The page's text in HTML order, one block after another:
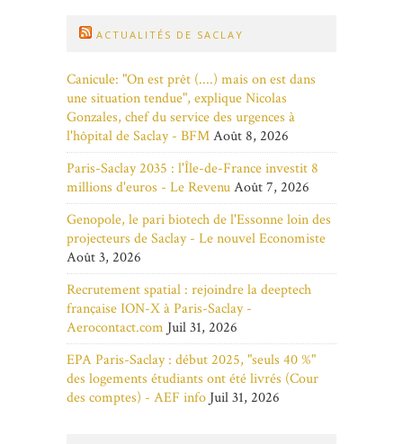
ACTUALITÉS DE SACLAY
Canicule: "On est prêt (....) mais on est dans
une situation tendue", explique Nicolas
Gonzales, chef du service des urgences à
l'hôpital de Saclay - BFMAoût 8, 2026
Paris-Saclay 2035 : l'Île-de-France investit 8
millions d'euros - Le RevenuAoût 7, 2026
Genopole, le pari biotech de l'Essonne loin des
projecteurs de Saclay - Le nouvel Economiste
Août 3, 2026
Recrutement spatial : rejoindre la deeptech
française ION-X à Paris-Saclay -
Aerocontact.com Juil 31, 2026
EPA Paris-Saclay : début 2025, "seuls 40 %"
des logements étudiants ont été livrés (Cour
des comptes) - AEF info Juil 31, 2026